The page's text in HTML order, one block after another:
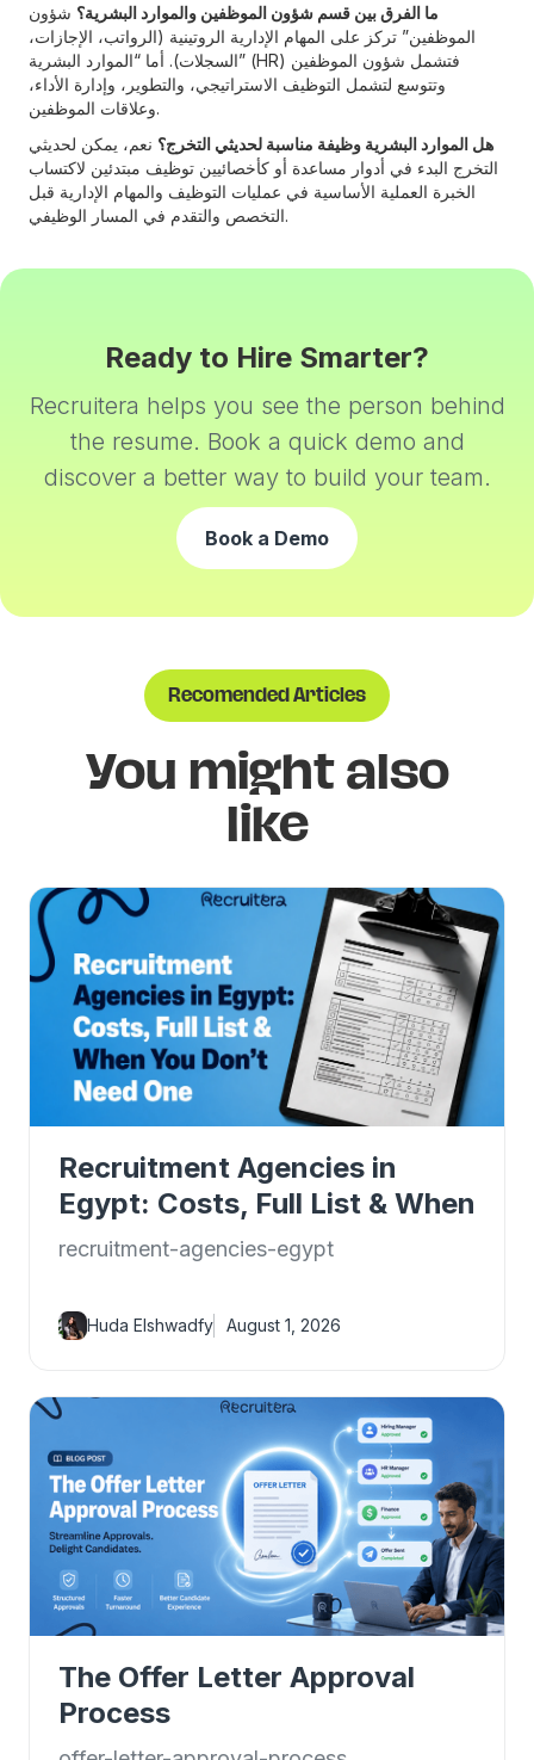
ما الفرق بين قسم شؤون الموظفين والموارد البشرية؟ شؤون
الموظفين” تركز على المهام الإدارية الروتينية (الرواتب، الإجازات،
السجلات). أما “الموارد البشرية” (HR) فتشمل شؤون الموظفين
وتتوسع لتشمل التوظيف الاستراتيجي، والتطوير، وإدارة الأداء،
وعلاقات الموظفين.
هل الموارد البشرية وظيفة مناسبة لحديثي التخرج؟ نعم، يمكن لحديثي
التخرج البدء في أدوار مساعدة أو كأخصائيين توظيف مبتدئين لاكتساب
الخبرة العملية الأساسية في عمليات التوظيف والمهام الإدارية قبل
التخصص والتقدم في المسار الوظيفي.
Ready to Hire Smarter?
Recruitera helps you see the person behind
the resume. Book a quick demo and
discover a better way to build your team.
Book a Demo
Recomended Articles
You might also
like
Recruitment Agencies in
Egypt: Costs, Full List & When
You Don't Need One
recruitment-agencies-egypt
Huda Elshwadfy August 1, 2026
The Offer Letter Approval
Process